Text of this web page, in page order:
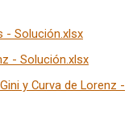
- Solución.xlsx
- Solución.xlsx
y Curva de Lorenz -